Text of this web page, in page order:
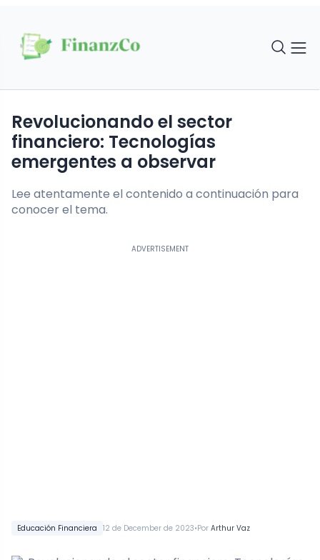
Educación Financiera 12 de December de 2023•Por Arthur Vaz
Revolucionando el sector
financiero: Tecnologías
emergentes a observar
Lee atentamente el contenido a continuación para
conocer el tema.
ADVERTISEMENT